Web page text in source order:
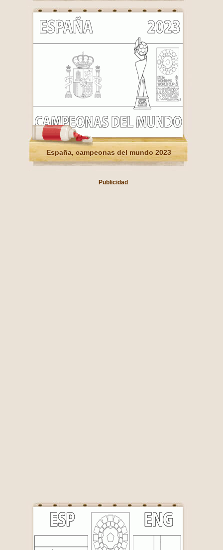
España, campeonas del mundo 2023
Publicidad